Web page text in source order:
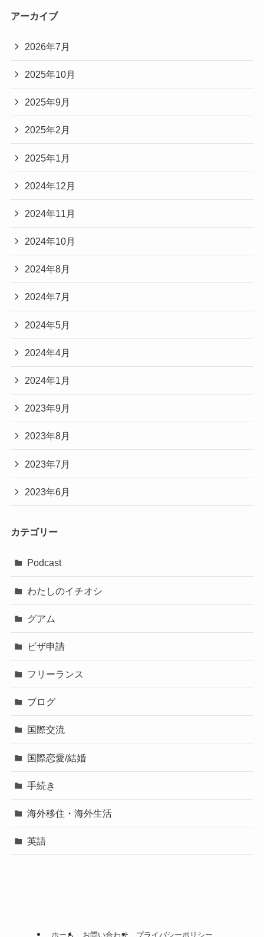
アーカイブ
2026年7月
2025年10月
2025年9月
2025年2月
2025年1月
2024年12月
2024年11月
2024年10月
2024年8月
2024年7月
2024年5月
2024年4月
2024年1月
2023年9月
2023年8月
2023年7月
2023年6月
カテゴリー
Podcast
わたしのイチオシ
グアム
ビザ申請
フリーランス
ブログ
国際交流
国際恋愛/結婚
手続き
海外移住・海外生活
英語
ホーム お問い合わせ プライバシーポリシー